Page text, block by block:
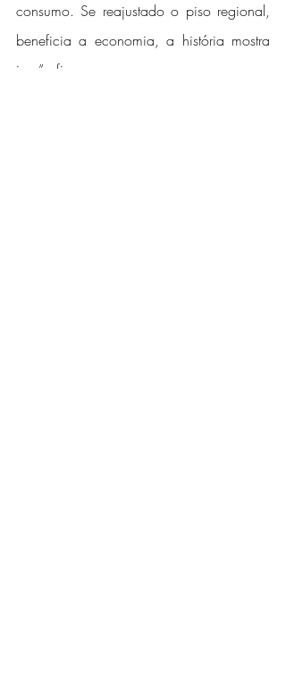
consumo. Se reajustado o piso regional,
beneficia a economia, a história mostra
isso” afirmou.